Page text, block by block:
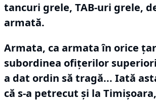
tancuri grele, TAB-uri grele,
armată.
Armata, ca armata în orice
subordinea ofiţerilor
a dat ordin să tragă... Iată
că s-a petrecut şi la